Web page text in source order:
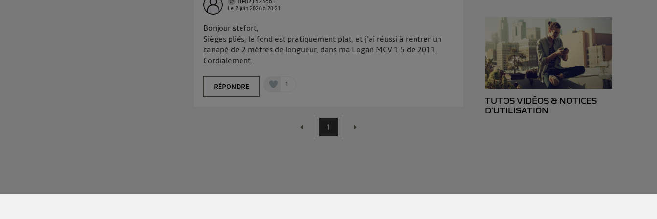
Le2 juin 2026 à20:21
Bonjour stefort,
Sièges pliés, le fond est pratiquement plat, et j'ai réussi à rentrer un
canapé de 2 mètres de longueur, dans ma Logan MCV 1.5 de 2011.
Cordialement.
RÉPONDRE 1
1
TUTOS VIDÉOS & NOTICES
D’UTILISATION